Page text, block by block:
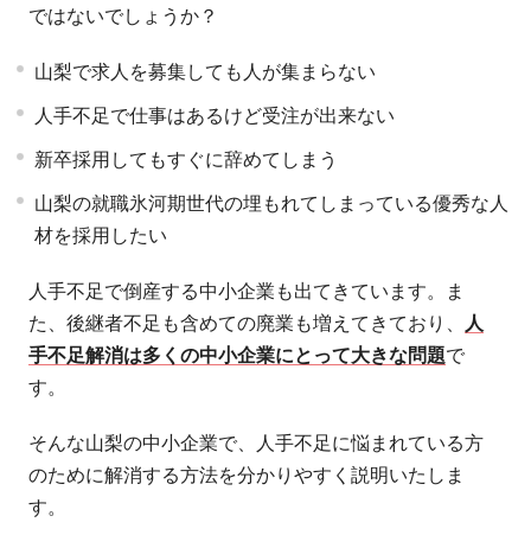
ではないでしょうか？
山梨で求人を募集しても人が集まらない
人手不足で仕事はあるけど受注が出来ない
新卒採用してもすぐに辞めてしまう
山梨の就職氷河期世代の埋もれてしまっている優秀な人
材を採用したい
人手不足で倒産する中小企業も出てきています。ま
た、後継者不足も含めての廃業も増えてきており、
人
手不足解消は多くの中小企業にとって大きな問題で
す。
そんな山梨の中小企業で、人手不足に悩まれている方
のために解消する方法を分かりやすく説明いたしま
す。